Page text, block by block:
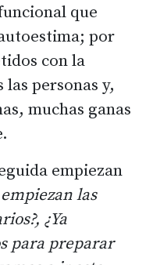
que
por
con la
personas y,
muchas ganas
empiezan
las
¿Ya
para preparar